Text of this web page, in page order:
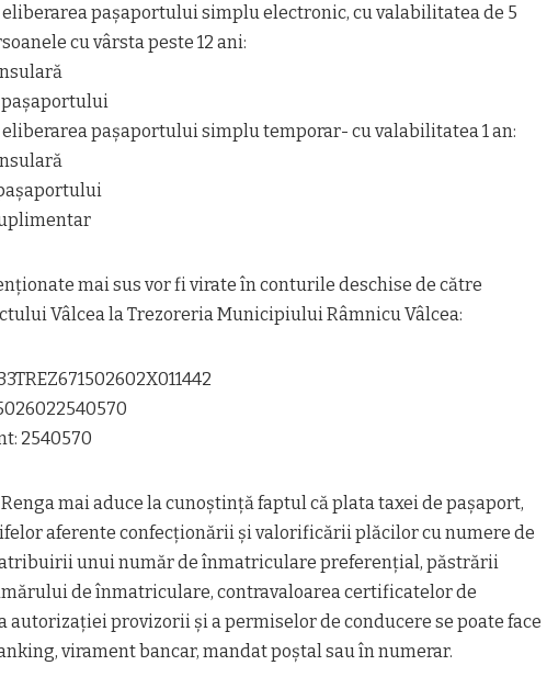
eliberarea pașaportului simplu electronic, cu valabilitatea de 5
cu vârsta peste 12 ani:
pașaportului
eliberarea pașaportului simplu temporar- cu valabilitatea 1 an:
mai sus vor fi virate în conturile deschise de către
Vâlcea la Trezoreria Municipiului Râmnicu Vâlcea:
2540570
mai aduce la cunoștință faptul că plata taxei de pașaport,
aferente confecționării și valorificării plăcilor cu numere de
unui număr de înmatriculare preferențial, păstrării
de înmatriculare, contravaloarea certificatelor de
autorizației provizorii și a permiselor de conducere se poate face
virament bancar, mandat poștal sau în numerar.